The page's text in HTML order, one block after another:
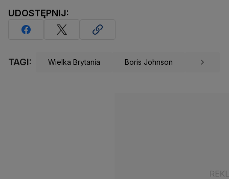
UDOSTĘPNIJ:
TAGI: Wielka Brytania Boris Johnson